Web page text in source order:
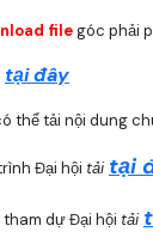
filegóc phải
tại đây
thể tải nội dung
Đại hội tải tại
tham dự Đại hội tải